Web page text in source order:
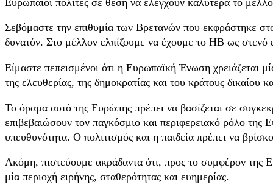
Σεβόμαστε την επιθυμία των Βρετανών που εκφράστηκε
δυνατόν. Στο μέλλον ελπίζουμε να έχουμε το ΗΒ ως στενό
Είμαστε πεπεισμένοι ότι η Ευρωπαϊκή Ένωση χρειάζεται
της ελευθερίας, της δημοκρατίας και του κράτους δικαίου
Το όραμα αυτό της Ευρώπης πρέπει να βασίζεται σε
επιβεβαιώσουν τον παγκόσμιο και περιφερειακό ρόλο
υπευθυνότητα. Ο πολιτισμός και η παιδεία πρέπει να
Ακόμη, πιστεύουμε ακράδαντα ότι, προς το συμφέρον της
μία περιοχή ειρήνης, σταθερότητας και ευημερίας.